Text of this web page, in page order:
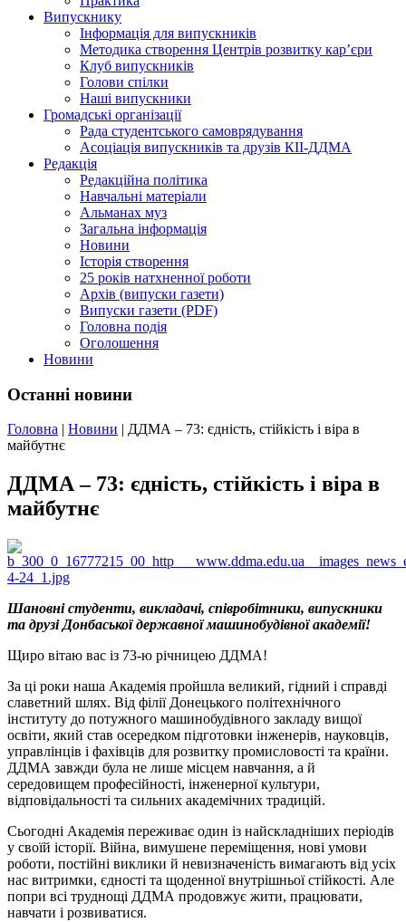
Випускнику
Інформація для випускників
Методика створення Центрів розвитку кар’єри
Клуб випускників
Голови спілки
Наші випускники
Громадські організації
Рада студентського самоврядування
Асоціація випускників та друзів КІІ-ДДМА
Редакція
Редакційна політика
Навчальні матеріали
Альманах муз
Загальна інформація
Новини
Історія створення
25 років натхненної роботи
Архів (випуски газети)
Випуски газети (PDF)
Головна подія
Оголошення
Новини
Останні новини
Головна | Новини | ДДМА – 73: єдність, стійкість і віра в
майбутнє
ДДМА – 73: єдність, стійкість і віра в
майбутнє
Шановні студенти, викладачі, співробітники, випускники
та друзі Донбаської державної машинобудівної академії!
Щиро вітаю вас із 73-ю річницею ДДМА!
За ці роки наша Академія пройшла великий, гідний і справді
славетний шлях. Від філії Донецького політехнічного
інституту до потужного машинобудівного закладу вищої
освіти, який став осередком підготовки інженерів, науковців,
управлінців і фахівців для розвитку промисловості та країни.
ДДМА завжди була не лише місцем навчання, а й
середовищем професійності, інженерної культури,
відповідальності та сильних академічних традицій.
Сьогодні Академія переживає один із найскладніших періодів
у своїй історії. Війна, вимушене переміщення, нові умови
роботи, постійні виклики й невизначеність вимагають від усіх
нас витримки, єдності та щоденної внутрішньої стійкості. Але
попри всі труднощі ДДМА продовжує жити, працювати,
навчати і розвиватися.